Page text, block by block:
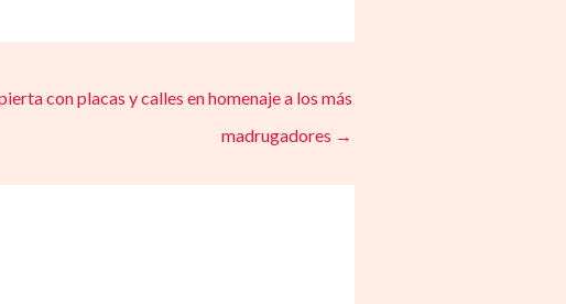
con placas y calles en homenaje a los más
madrugadores →